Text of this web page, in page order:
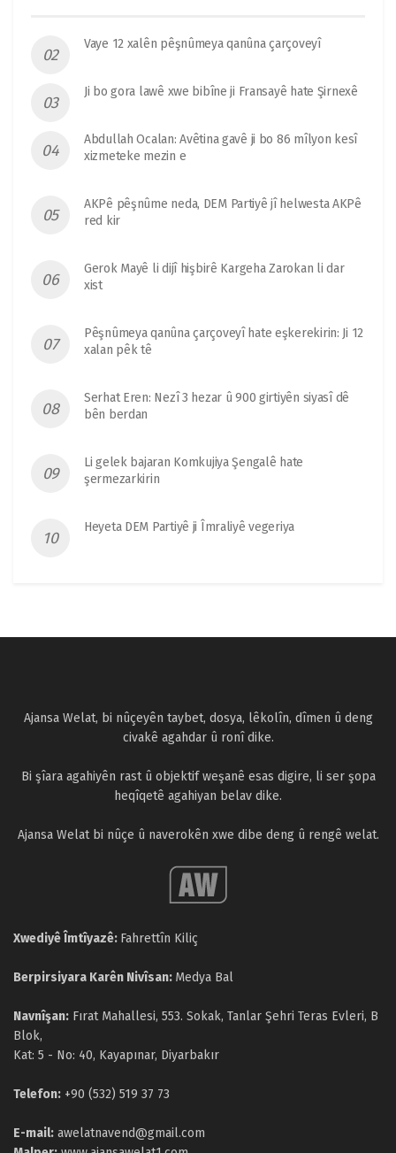
Vaye 12 xalên pêşnûmeya qanûna çarçoveyî
Ji bo gora lawê xwe bibîne ji Fransayê hate Şirnexê
Abdullah Ocalan: Avêtina gavê ji bo 86 mîlyon kesî
xizmeteke mezin e
AKPê pêşnûme neda, DEM Partiyê jî helwesta AKPê
red kir
Gerok Mayê li dijî hişbirê Kargeha Zarokan li dar
xist
Pêşnûmeya qanûna çarçoveyî hate eşkerekirin: Ji 12
xalan pêk tê
Serhat Eren: Nezî 3 hezar û 900 girtiyên siyasî dê
bên berdan
Li gelek bajaran Komkujiya Şengalê hate
şermezarkirin
Heyeta DEM Partiyê ji Îmraliyê vegeriya
Ajansa Welat, bi nûçeyên taybet, dosya, lêkolîn, dîmen û deng
civakê agahdar û ronî dike.
Bi şîara agahiyên rast û objektif weşanê esas digire, li ser şopa
heqîqetê agahiyan belav dike.
Ajansa Welat bi nûçe û naverokên xwe dibe deng û rengê welat.
Xwediyê Îmtîyazê: Fahrettîn Kiliç
Berpirsiyara Karên Nivîsan: Medya Bal
Navnîşan: Fırat Mahallesi, 553. Sokak, Tanlar Şehri Teras Evleri, B
Blok,
Kat: 5 - No: 40, Kayapınar, Diyarbakır
Telefon: +90 (532) 519 37 73
E-mail: awelatnavend@gmail.com